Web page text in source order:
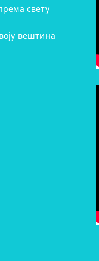
свету
вештина